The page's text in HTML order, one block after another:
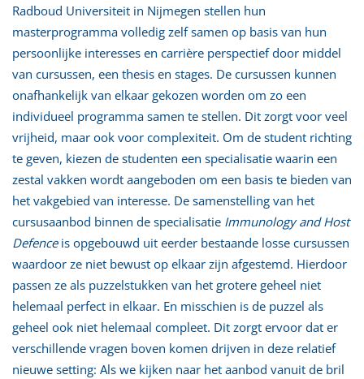
Radboud Universiteit in Nijmegen stellen hun
masterprogramma volledig zelf samen op basis van hun
persoonlijke interesses en carrière perspectief door middel
van cursussen, een thesis en stages. De cursussen kunnen
onafhankelijk van elkaar gekozen worden om zo een
individueel programma samen te stellen. Dit zorgt voor veel
vrijheid, maar ook voor complexiteit. Om de student richting
te geven, kiezen de studenten een specialisatie waarin een
zestal vakken wordt aangeboden om een basis te bieden van
het vakgebied van interesse. De samenstelling van het
cursusaanbod binnen de specialisatie Immunology and Host
Defenceis opgebouwd uit eerder bestaande losse cursussen
waardoor ze niet bewust op elkaar zijn afgestemd. Hierdoor
passen ze als puzzelstukken van het grotere geheel niet
helemaal perfect in elkaar. En misschien is de puzzel als
geheel ook niet helemaal compleet. Dit zorgt ervoor dat er
verschillende vragen boven komen drijven in deze relatief
nieuwe setting: Als we kijken naar het aanbod vanuit de bril